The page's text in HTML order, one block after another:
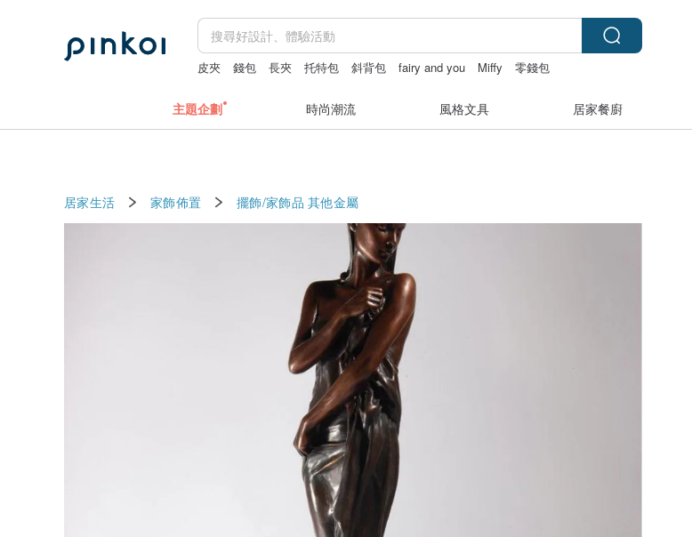
皮夾 錢包 長夾 托特包 斜背包 fairy and you Miffy 零錢包
主題企劃 時尚潮流 風格文具 居家餐廚
居家生活 家飾佈置 擺飾/家飾品 其他金屬